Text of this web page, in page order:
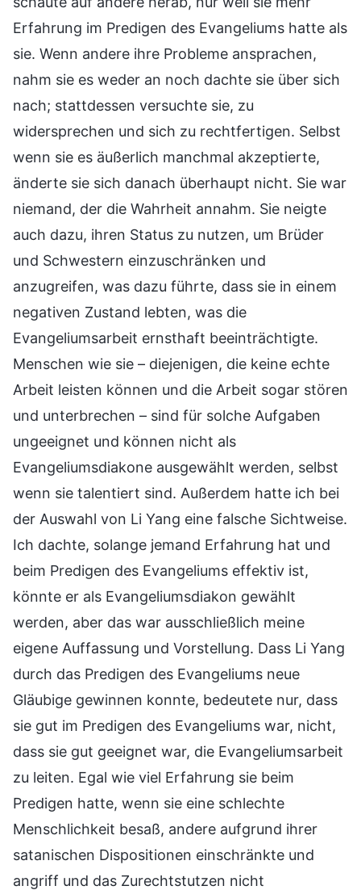
Erfahrung im Predigen des Evangeliums hatte als
sie. Wenn andere ihre Probleme ansprachen,
nahm sie es weder an noch dachte sie über sich
nach; stattdessen versuchte sie, zu
widersprechen und sich zu rechtfertigen. Selbst
wenn sie es äußerlich manchmal akzeptierte,
änderte sie sich danach überhaupt nicht. Sie war
niemand, der die Wahrheit annahm. Sie neigte
auch dazu, ihren Status zu nutzen, um Brüder
und Schwestern einzuschränken und
anzugreifen, was dazu führte, dass sie in einem
negativen Zustand lebten, was die
Evangeliumsarbeit ernsthaft beeinträchtigte.
Menschen wie sie – diejenigen, die keine echte
Arbeit leisten können und die Arbeit sogar stören
und unterbrechen – sind für solche Aufgaben
ungeeignet und können nicht als
Evangeliumsdiakone ausgewählt werden, selbst
wenn sie talentiert sind. Außerdem hatte ich bei
der Auswahl von Li Yang eine falsche Sichtweise.
Ich dachte, solange jemand Erfahrung hat und
beim Predigen des Evangeliums effektiv ist,
könnte er als Evangeliumsdiakon gewählt
werden, aber das war ausschließlich meine
eigene Auffassung und Vorstellung. Dass Li Yang
durch das Predigen des Evangeliums neue
Gläubige gewinnen konnte, bedeutete nur, dass
sie gut im Predigen des Evangeliums war, nicht,
dass sie gut geeignet war, die Evangeliumsarbeit
zu leiten. Egal wie viel Erfahrung sie beim
Predigen hatte, wenn sie eine schlechte
Menschlichkeit besaß, andere aufgrund ihrer
satanischen Dispositionen einschränkte und
angriff und das Zurechtstutzen nicht